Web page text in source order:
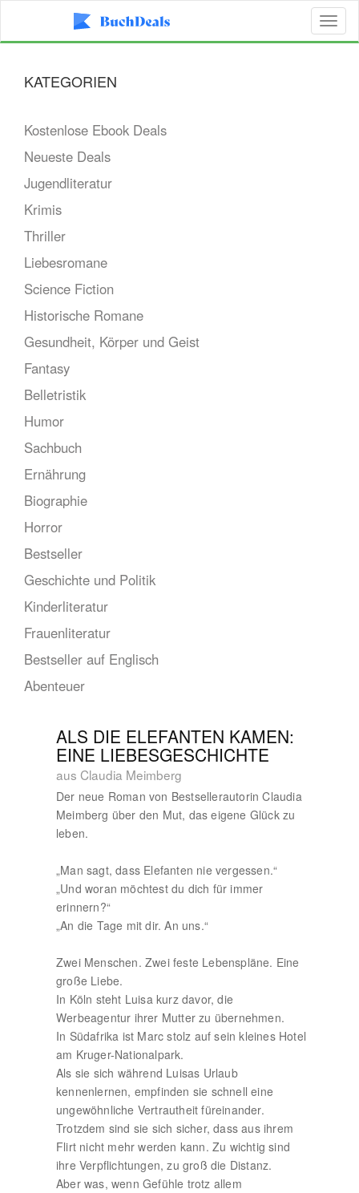
KATEGORIEN
Kostenlose Ebook Deals
Neueste Deals
Jugendliteratur
Krimis
Thriller
Liebesromane
Science Fiction
Historische Romane
Gesundheit, Körper und Geist
Fantasy
Belletristik
Humor
Sachbuch
Ernährung
Biographie
Horror
Bestseller
Geschichte und Politik
Kinderliteratur
Frauenliteratur
Bestseller auf Englisch
Abenteuer
ALS DIE ELEFANTEN KAMEN:
EINE LIEBESGESCHICHTE
aus Claudia Meimberg
Der neue Roman von Bestsellerautorin Claudia
Meimberg über den Mut, das eigene Glück zu
leben.
„Man sagt, dass Elefanten nie vergessen.“
„Und woran möchtest du dich für immer
erinnern?“
„An die Tage mit dir. An uns.“
Zwei Menschen. Zwei feste Lebenspläne. Eine
große Liebe.
In Köln steht Luisa kurz davor, die
Werbeagentur ihrer Mutter zu übernehmen.
In Südafrika ist Marc stolz auf sein kleines Hotel
am Kruger-Nationalpark.
Als sie sich während Luisas Urlaub
kennenlernen, empfinden sie schnell eine
ungewöhnliche Vertrautheit füreinander.
Trotzdem sind sie sich sicher, dass aus ihrem
Flirt nicht mehr werden kann. Zu wichtig sind
ihre Verpflichtungen, zu groß die Distanz.
Aber was, wenn Gefühle trotz allem